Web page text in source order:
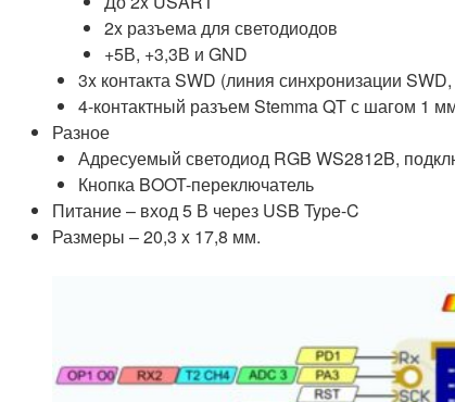
2x разъема для светодиодов
+5В, +3,3В и GND
3x контакта SWD (линия синхронизации
4-контактный разъем Stemma QT с шагом 1
Разное
Адресуемый светодиод RGB WS2812B,
Кнопка BOOT-переключатель
Питание – вход 5 В через USB Type-C
Размеры – 20,3 x 17,8 мм.